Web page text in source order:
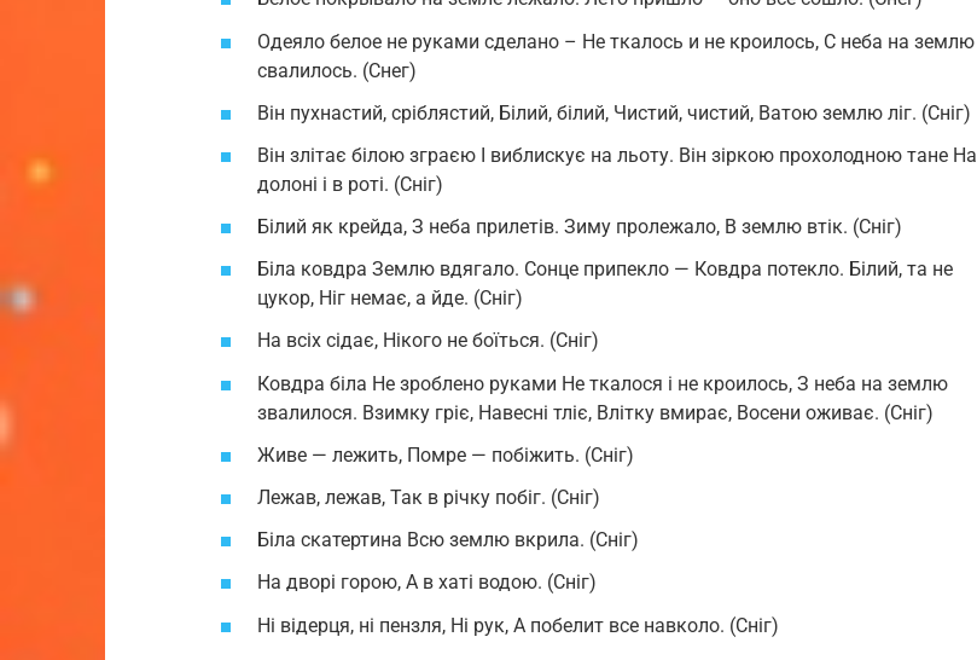
Одеяло белое не руками сделано – Не ткалось и не кроилось, С неба на землю
свалилось. (Снег)
Він пухнастий, сріблястий, Білий, білий, Чистий, чистий, Ватою землю ліг. (Сніг)
Він злітає білою зграєю І виблискує на льоту. Він зіркою прохолодною тане На
долоні і в роті. (Сніг)
Білий як крейда, З неба прилетів. Зиму пролежало, В землю втік. (Сніг)
Біла ковдра Землю вдягало. Сонце припекло — Ковдра потекло. Білий, та не
цукор, Ніг немає, а йде. (Сніг)
На всіх сідає, Нікого не боїться. (Сніг)
Ковдра біла Не зроблено руками Не ткалося і не кроилось, З неба на землю
звалилося. Взимку гріє, Навесні тліє, Влітку вмирає, Восени оживає. (Сніг)
Живе — лежить, Помре — побіжить. (Сніг)
Лежав, лежав, Так в річку побіг. (Сніг)
Біла скатертина Всю землю вкрила. (Сніг)
На дворі горою, А в хаті водою. (Сніг)
Ні відерця, ні пензля, Ні рук, А побелит все навколо. (Сніг)